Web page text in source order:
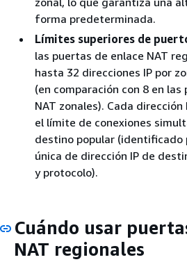
forma predeterminada.
Límites superiores de
las puertas de enlace NAT
hasta 32 direcciones IP por
(en comparación con 8 en
NAT zonales). Cada
el límite de conexiones
destino popular (identificado
única de dirección IP de
y protocolo).
Cuándo usar
NAT regionales